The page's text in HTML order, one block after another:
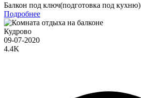
Балкон под ключ(подготовка под кухню)
Подробнее
Кудрово
09-07-2020
4.4K